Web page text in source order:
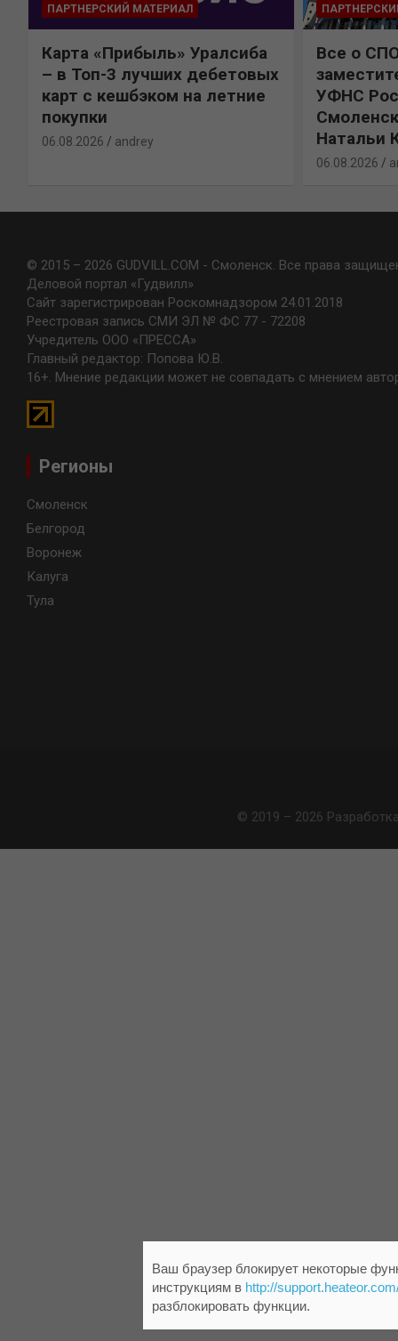
ПАРТНЕРСКИЙ МАТЕРИАЛ
Карта «Прибыль» Уралсиба
– в Топ-3 лучших дебетовых
карт с кешбэком на летние
покупки
06.08.2026 andrey
Все о
УФНС
Натальи
06.08.2026
© 2015 – 2026 GUDVILL.COM - Смоленск. Все права
Деловой портал «Гудвилл»
Сайт зарегистрирован Роскомнадзором 24.01.2018
Реестровая запись СМИ ЭЛ № ФС 77 - 72208
Учредитель ООО «ПРЕССА»
Главный редактор: Попова Ю.В.
16+. Мнение редакции может не совпадать с мнением
Регионы
Смоленск
Белгород
Воронеж
Калуга
Тула
© 2019 – 2026
Ваш браузер блокирует некоторые
инструкциям в http://
разблокировать функции.